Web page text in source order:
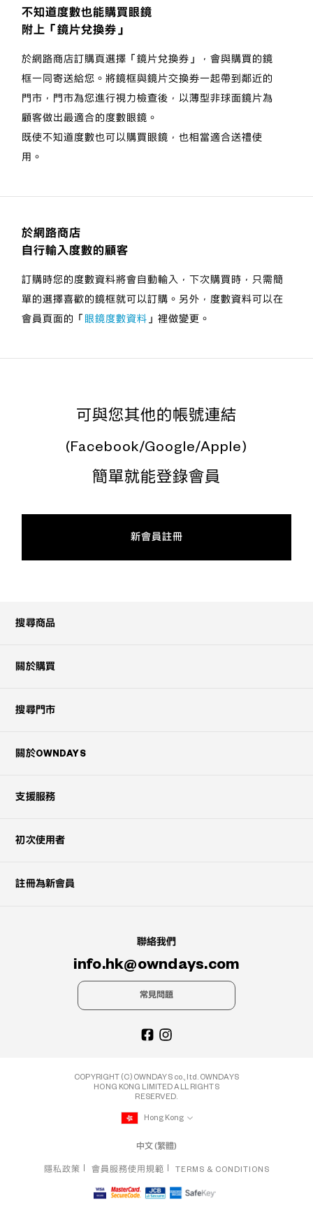
不知道度數也能購買眼鏡
附上「鏡片兌換券」
於網路商店訂購頁選擇「鏡片兌換券」，會與購買的鏡
框一同寄送給您。將鏡框與鏡片交換劵一起帶到鄰近的
門市，門市為您進行視力檢查後，以薄型非球面鏡片為
顧客做出最適合的度數眼鏡。
既使不知道度數也可以購買眼鏡，也相當適合送禮使
用。
於網路商店
自行輸入度數的顧客
訂購時您的度數資料將會自動輸入，下次購買時，只需簡
單的選擇喜歡的鏡框就可以訂購。另外，度數資料可以在
會員頁面的「 眼鏡度數資料 」裡做變更。
可與您其他的帳號連結
(Facebook/Google/Apple)
簡單就能登錄會員
新會員註冊
搜尋商品
關於購買
搜尋門市
關於OWNDAYS
支援服務
初次使用者
註冊為新會員
聯絡我們
info.hk@owndays.com
常見問題
COPYRIGHT (C) OWNDAYS co., ltd. OWNDAYS
HONG KONG LIMITED ALL RIGHTS
RESERVED.
Hong Kong
中文 (繁體)
隱私政策 會員服務使用規範 TERMS & CONDITIONS